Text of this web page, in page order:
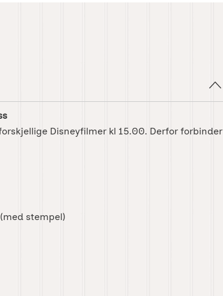
Disneyfilmer kl 15.00. Derfor forbinder
stempel)